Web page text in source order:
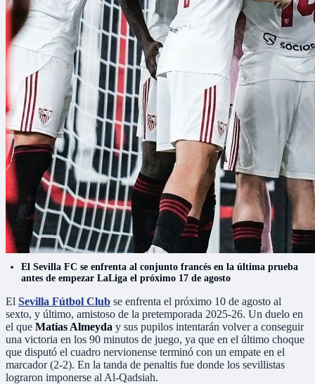
El Sevilla FC se enfrenta al conjunto francés en la última prueba
antes de empezar LaLiga el próximo 17 de agosto
El Sevilla Fútbol Club se enfrenta el próximo 10 de agosto al
sexto, y último, amistoso de la pretemporada 2025-26. Un duelo en
el que Matías Almeyda y sus pupilos intentarán volver a conseguir
una victoria en los 90 minutos de juego, ya que en el último choque
que disputó el cuadro nervionense terminó con un empate en el
marcador (2-2). En la tanda de penaltis fue donde los sevillistas
lograron imponerse al Al-Qadsiah.